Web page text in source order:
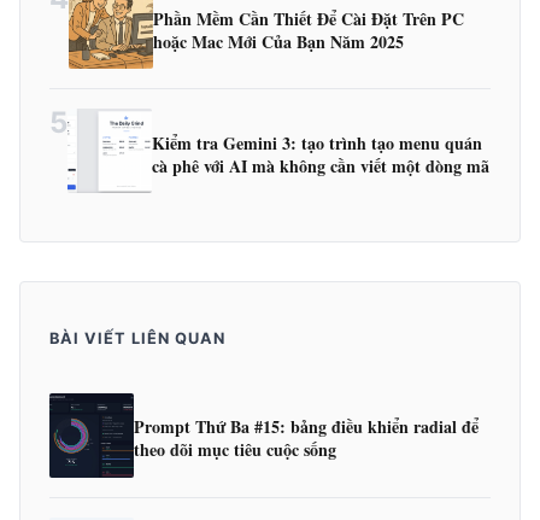
Phần Mềm Cần Thiết Để Cài Đặt Trên PC
hoặc Mac Mới Của Bạn Năm 2025
5
Kiểm tra Gemini 3: tạo trình tạo menu quán
cà phê với AI mà không cần viết một dòng mã
BÀI VIẾT LIÊN QUAN
Prompt Thứ Ba #15: bảng điều khiển radial để
theo dõi mục tiêu cuộc sống